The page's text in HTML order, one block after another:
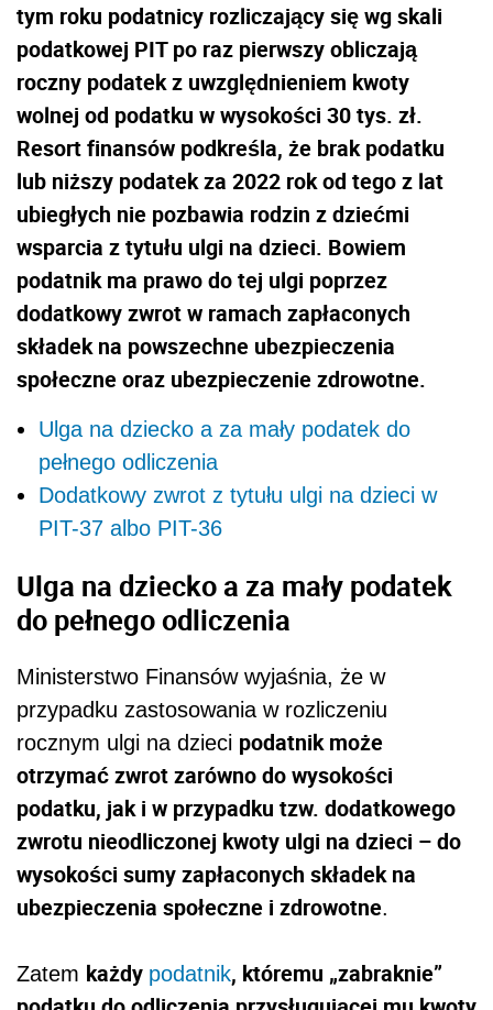
tym roku podatnicy rozliczający się wg skali
podatkowej PIT po raz pierwszy obliczają
roczny podatek z uwzględnieniem kwoty
wolnej od podatku w wysokości 30 tys. zł.
Resort finansów podkreśla, że brak podatku
lub niższy podatek za 2022 rok od tego z lat
ubiegłych nie pozbawia rodzin z dziećmi
wsparcia z tytułu ulgi na dzieci. Bowiem
podatnik ma prawo do tej ulgi poprzez
dodatkowy zwrot w ramach zapłaconych
składek na powszechne ubezpieczenia
społeczne oraz ubezpieczenie zdrowotne.
Ulga na dziecko a za mały podatek do
pełnego odliczenia
Dodatkowy zwrot z tytułu ulgi na dzieci w
PIT-37 albo PIT-36
Ulga na dziecko a za mały podatek
do pełnego odliczenia
Ministerstwo Finansów wyjaśnia, że w
przypadku zastosowania w rozliczeniu
rocznym ulgi na dzieci podatnik może
otrzymać zwrot zarówno do wysokości
podatku, jak i w przypadku tzw. dodatkowego
zwrotu nieodliczonej kwoty ulgi na dzieci – do
wysokości sumy zapłaconych składek na
ubezpieczenia społeczne i zdrowotne.
Zatem każdy podatnik, któremu „zabraknie”